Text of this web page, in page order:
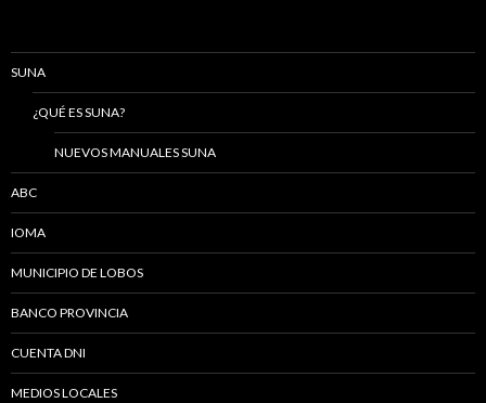
SUNA
¿QUÉ ES SUNA?
NUEVOS MANUALES SUNA
ABC
IOMA
MUNICIPIO DE LOBOS
BANCO PROVINCIA
CUENTA DNI
MEDIOS LOCALES